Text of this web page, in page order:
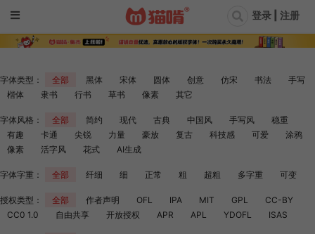
登录 | 注册
字体类型： 全部 黑体 宋体 圆体 创意 仿宋 书法
手写
楷体
隶书 行书 草书 像素 其它
字体风格： 全部 简约 现代 古典 中国风 手写风
稳重
有趣
卡通 尖锐 力量 豪放 复古 科技感 可爱
涂鸦
像素
活字风 花式 AI生成
字体字重： 全部 纤细 细 正常 粗 超粗 多字重 可变
授权类型： 全部 作者声明 OFL IPA MIT GPL
CC-BY
CC0 1.0
自由共享 开放授权 APR APL YDOFL ISAS